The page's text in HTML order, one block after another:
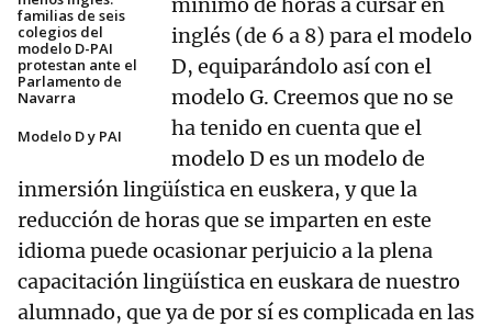
familias de seis
colegios del
modelo D-PAI
protestan ante el
Parlamento de
Navarra
Modelo D y PAI
mínimo de horas a cursar en
inglés (de 6 a 8) para el modelo
D, equiparándolo así con el
modelo G. Creemos que no se
ha tenido en cuenta que el
modelo D es un modelo de
inmersión lingüística en euskera, y que la
reducción de horas que se imparten en este
idioma puede ocasionar perjuicio a la plena
capacitación lingüística en euskara de nuestro
alumnado, que ya de por sí es complicada en las